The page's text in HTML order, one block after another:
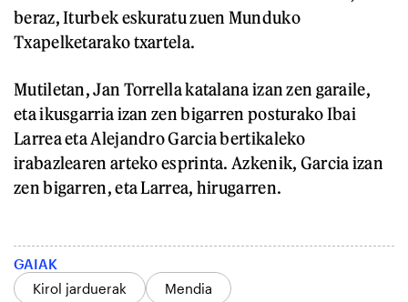
beraz, Iturbek eskuratu zuen Munduko
Txapelketarako txartela.
Mutiletan, Jan Torrella katalana izan zen garaile,
eta ikusgarria izan zen bigarren posturako Ibai
Larrea eta Alejandro Garcia bertikaleko
irabazlearen arteko esprinta. Azkenik, Garcia izan
zen bigarren, eta Larrea, hirugarren.
GAIAK
Kirol jarduerak
Mendia